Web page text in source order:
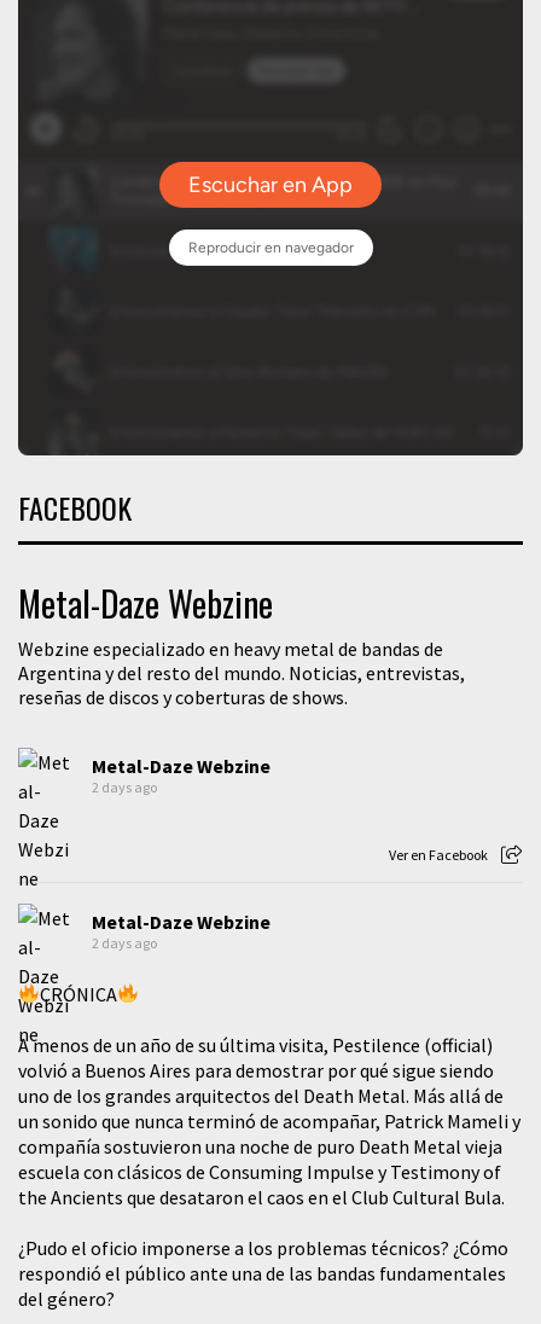
FACEBOOK
Metal-Daze Webzine
Webzine especializado en heavy metal de bandas de
Argentina y del resto del mundo. Noticias, entrevistas,
reseñas de discos y coberturas de shows.
Metal-Daze Webzine
2 days ago
Ver en Facebook
Metal-Daze Webzine
2 days ago
CRÓNICA
A menos de un año de su última visita, Pestilence (official)
volvió a Buenos Aires para demostrar por qué sigue siendo
uno de los grandes arquitectos del Death Metal. Más allá de
un sonido que nunca terminó de acompañar, Patrick Mameli y
compañía sostuvieron una noche de puro Death Metal vieja
escuela con clásicos de Consuming Impulse y Testimony of
the Ancients que desataron el caos en el Club Cultural Bula.
¿Pudo el oficio imponerse a los problemas técnicos? ¿Cómo
respondió el público ante una de las bandas fundamentales
del género?